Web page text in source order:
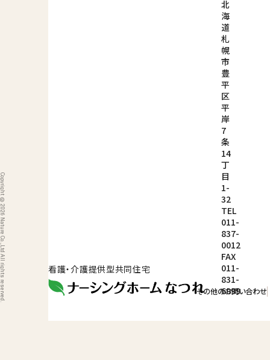
その他のお問い合わせ
看護・介護提供型共同住宅
北
海
道
札
幌
市
豊
平
区
平
岸
7
条
14
丁
目
1-
32
TEL
011-
837-
0012
FAX
011-
831-
6999
Copyright © 2026 Nature Co.,Ltd All rights reserved.